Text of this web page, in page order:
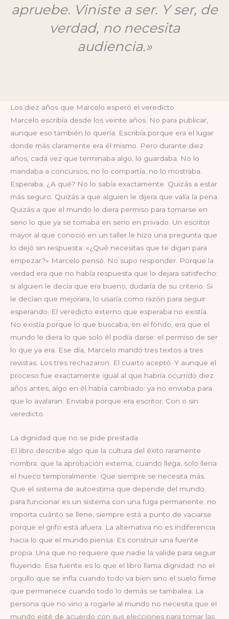
apruebe. Viniste a ser. Y ser, de
verdad, no necesita
audiencia.»
Los diez años que Marcelo esperó el veredicto
Marcelo escribía desde los veinte años. No para publicar,
aunque eso también lo quería. Escribía porque era el lugar
donde más claramente era él mismo. Pero durante diez
años, cada vez que terminaba algo, lo guardaba. No lo
mandaba a concursos, no lo compartía, no lo mostraba.
Esperaba. ¿A qué? No lo sabía exactamente. Quizás a estar
más seguro. Quizás a que alguien le dijera que valía la pena.
Quizás a que el mundo le diera permiso para tomarse en
serio lo que ya se tomaba en serio en privado. Un escritor
mayor al que conoció en un taller le hizo una pregunta que
lo dejó sin respuesta: «¿Qué necesitas que te digan para
empezar?» Marcelo pensó. No supo responder. Porque la
verdad era que no había respuesta que lo dejara satisfecho:
si alguien le decía que era bueno, dudaría de su criterio. Si
le decían que mejorara, lo usaría como razón para seguir
esperando. El veredicto externo que esperaba no existía.
No existía porque lo que buscaba, en el fondo, era que el
mundo le diera lo que solo él podía darse: el permiso de ser
lo que ya era. Ese día, Marcelo mandó tres textos a tres
revistas. Los tres rechazaron. El cuarto aceptó. Y aunque el
proceso fue exactamente igual al que habría ocurrido diez
años antes, algo en él había cambiado: ya no enviaba para
que lo avalaran. Enviaba porque era escritor. Con o sin
veredicto.
La dignidad que no se pide prestada
El libro describe algo que la cultura del éxito raramente
nombra: que la aprobación externa, cuando llega, solo llena
el hueco temporalmente. Que siempre se necesita más.
Que el sistema de autoestima que depende del mundo
para funcionar es un sistema con una fuga permanente: no
importa cuánto se llene, siempre está a punto de vaciarse
porque el grifo está afuera. La alternativa no es indiferencia
hacia lo que el mundo piensa. Es construir una fuente
propia. Una que no requiere que nadie la valide para seguir
fluyendo. Esa fuente es lo que el libro llama dignidad: no el
orgullo que se infla cuando todo va bien sino el suelo firme
que permanece cuando todo lo demás se tambalea. La
persona que no vino a rogarle al mundo no necesita que el
mundo esté de acuerdo con sus elecciones para tomar las